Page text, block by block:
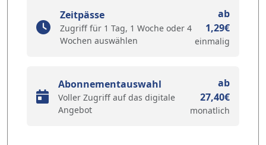
Zeitpässe
Zugriff für 1 Tag, 1 Woche oder 4
Wochen auswählen
ab
1,29€
einmalig
Abonnementauswahl
Voller Zugriff auf das digitale
Angebot
ab
27,40€
monatlich